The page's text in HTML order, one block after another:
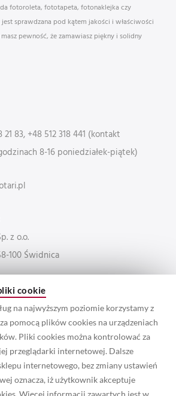
cookie
na najwyższym poziomie korzystamy z
pomocą plików cookies na urządzeniach
Pliki cookies można kontrolować za
przeglądarki internetowej. Dalsze
internetowego, bez zmiany ustawień
oznacza, iż użytkownik akceptuje
Więcej informacji zawartych jest w
fotoroleta, fototapeta, fotonaklejka czy
sprawdzana pod kątem jakości i właściwości
pewność, że zamawiasz piękny i solidny
21 83, +48 512 318 441 (kontakt
8-16 poniedziałek-piątek)
z o.o.
100 Świdnica
POLSKA SA
0000 0001 0999 5254